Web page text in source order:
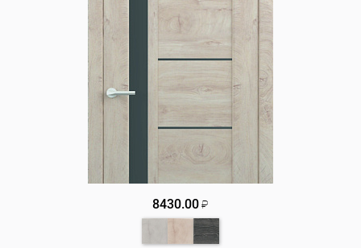
8430.00 ₽